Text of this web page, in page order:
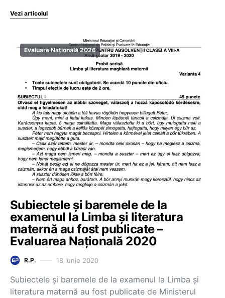
Vezi articolul
Evaluare Națională 2026
Subiectele și baremele de la
examenul la Limba și literatura
maternă au fost publicate –
Evaluarea Națională 2020
R.P. 18 iunie 2020
Subiectele și baremele de la examenul la Limba și
literatura maternă au fost publicate de Ministerul